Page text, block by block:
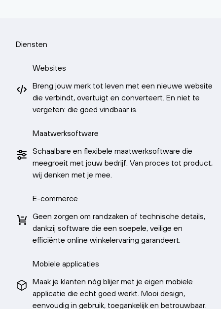
Diensten
Websites
Breng jouw merk tot leven met een nieuwe website
die verbindt, overtuigt en converteert. En niet te
vergeten: die goed vindbaar is.
Maatwerksoftware
Schaalbare en flexibele maatwerksoftware die
meegroeit met jouw bedrijf. Van proces tot product,
wij denken met je mee.
E-commerce
Geen zorgen om randzaken of technische details,
dankzij software die een soepele, veilige en
efficiënte online winkelervaring garandeert.
Mobiele applicaties
Maak je klanten nóg blijer met je eigen mobiele
applicatie die echt goed werkt. Mooi design,
eenvoudig in gebruik, toegankelijk en betrouwbaar.